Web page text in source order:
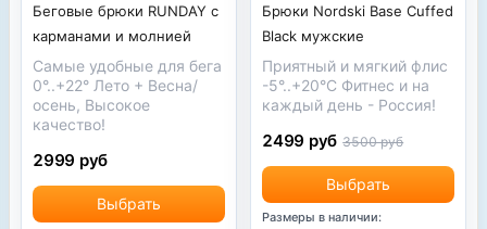
Беговые брюки RUNDAY с
карманами и молнией
Самые удобные для бега
0°..+22° Лето + Весна/
осень, Высокое
качество!
Выбрать
2999 руб
Брюки Nordski Base Cuffed
Black мужские
Приятный и мягкий флис
-5°..+20°C Фитнес и на
каждый день - Россия!
Выбрать
2499 руб 3500 руб
Размеры в наличии: